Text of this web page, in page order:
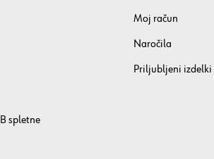
spletne
Moj račun
Naročila
Priljubljeni izdelki